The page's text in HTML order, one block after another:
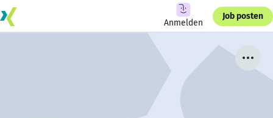
Anmelden
Job posten